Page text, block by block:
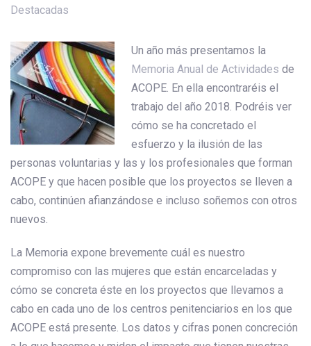
Destacadas
Un año más presentamos la
Memoria Anual de Actividades de
ACOPE. En ella encontraréis el
trabajo del año 2018. Podréis ver
cómo se ha concretado el
esfuerzo y la ilusión de las
personas voluntarias y las y los profesionales que forman
ACOPE y que hacen posible que los proyectos se lleven a
cabo, continúen afianzándose e incluso soñemos con otros
nuevos.
La Memoria expone brevemente cuál es nuestro
compromiso con las mujeres que están encarceladas y
cómo se concreta éste en los proyectos que llevamos a
cabo en cada uno de los centros penitenciarios en los que
ACOPE está presente. Los datos y cifras ponen concreción